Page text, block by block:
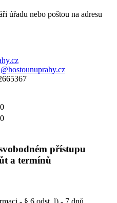
úřadu nebo poštou na adresu
přístupu
a termínů